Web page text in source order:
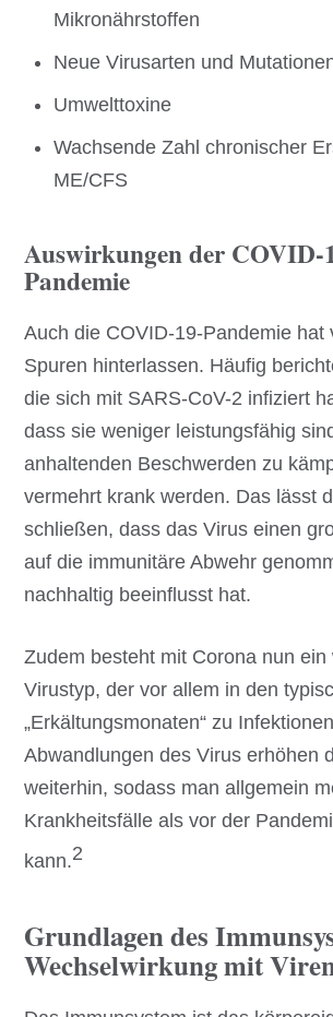
Mikronährstoffen
Neue Virusarten und
Umwelttoxine
Wachsende Zahl chronischer
ME/CFS
Auswirkungen der COVID-
Pandemie
Auch die COVID-19-Pandemie hat
Spuren hinterlassen. Häufig
die sich mit SARS-CoV-2 infiziert
dass sie weniger leistungsfähig
anhaltenden Beschwerden zu
vermehrt krank werden. Das lässt
schließen, dass das Virus einen
auf die immunitäre Abwehr
nachhaltig beeinflusst hat.
Zudem besteht mit Corona nun ein
Virustyp, der vor allem in den
„Erkältungsmonaten“ zu
Abwandlungen des Virus erhöhen
weiterhin, sodass man allgemein
Krankheitsfälle als vor der
kann.2
Grundlagen des
Wechselwirkung mit